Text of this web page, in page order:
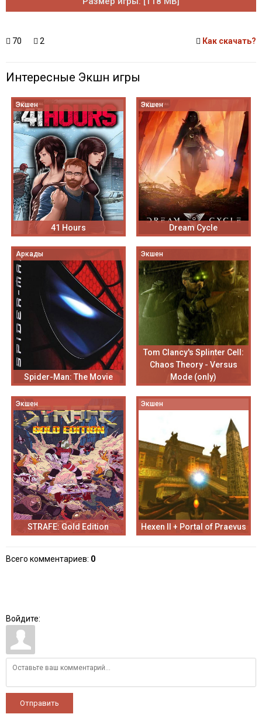
70 2 Как скачать?
Интересные Экшн игры
Экшен
41 Hours
Экшен
Dream Cycle
Аркады
Spider-Man: The Movie
Экшен
Tom Clancy's Splinter Cell:
Chaos Theory - Versus
Mode (only)
Экшен
STRAFE: Gold Edition
Экшен
Hexen II + Portal of Praevus
Всего комментариев: 0
Войдите:
Отправить